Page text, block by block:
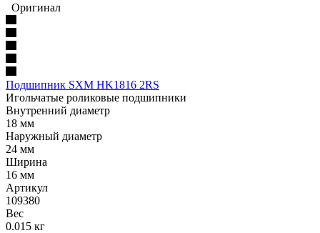
Оригинал
Подшипник SXM HK1816 2RS
Игольчатые роликовые подшипники
Внутренний диаметр
18 мм
Наружный диаметр
24 мм
Ширина
16 мм
Артикул
109380
Вес
0.015 кг